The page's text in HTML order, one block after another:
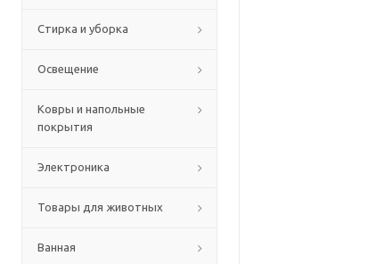
Стирка и уборка
Освещение
Ковры и напольные
покрытия
Электроника
Товары для животных
Ванная